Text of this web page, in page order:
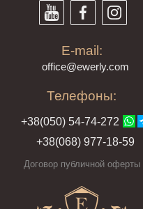
E-mail:
office@ewerly.com
Телефоны:
+38(050) 54-74-272
+38(068) 977-18-59
Договор публичной оферты